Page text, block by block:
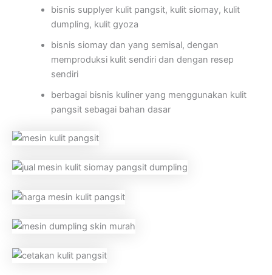
bisnis supplyer kulit pangsit, kulit siomay, kulit
dumpling, kulit gyoza
bisnis siomay dan yang semisal, dengan
memproduksi kulit sendiri dan dengan resep
sendiri
berbagai bisnis kuliner yang menggunakan kulit
pangsit sebagai bahan dasar